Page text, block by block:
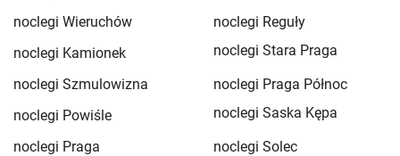
noclegi Wieruchów
noclegi Reguły
noclegi Kamionek
noclegi Stara Praga
noclegi Szmulowizna
noclegi Praga Północ
noclegi Powiśle
noclegi Saska Kępa
noclegi Praga
noclegi Solec